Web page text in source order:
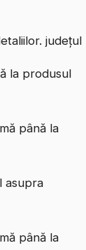
județul
la produsul
până la
asupra
până la